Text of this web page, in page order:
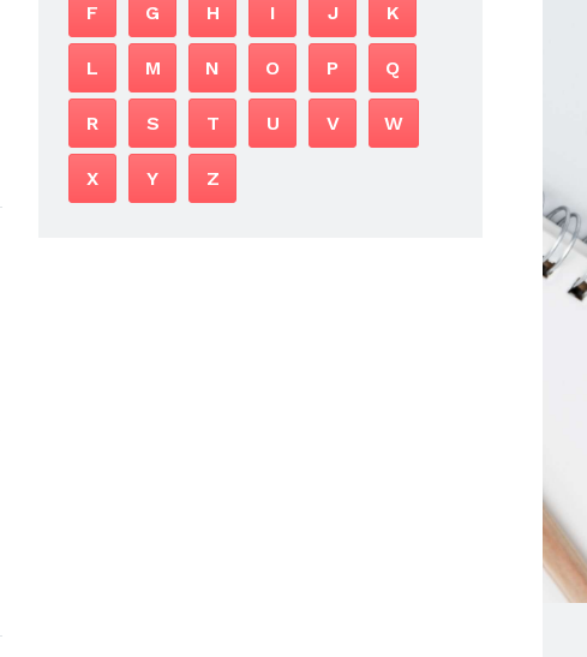
F G H I J K
L M N O P Q
R S T U V W
X Y Z